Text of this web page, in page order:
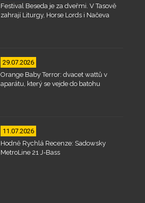
Festival Beseda je za dveřmi. V Tasově
zahrají Liturgy, Horse Lords i Načeva
29.07.2026
Orange Baby Terror: dvacet wattů v
aparátu, který se vejde do batohu
11.07.2026
Hodně Rychlá Recenze: Sadowsky
MetroLine 21 J-Bass